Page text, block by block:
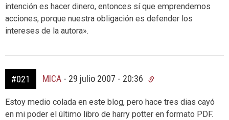
intención es hacer dinero, entonces sí que emprendemos
acciones, porque nuestra obligación es defender los
intereses de la autora».
#021 MICA - 29 julio 2007 - 20:36
Estoy medio colada en este blog, pero hace tres dias cayó
en mi poder el último libro de harry potter en formato PDF.